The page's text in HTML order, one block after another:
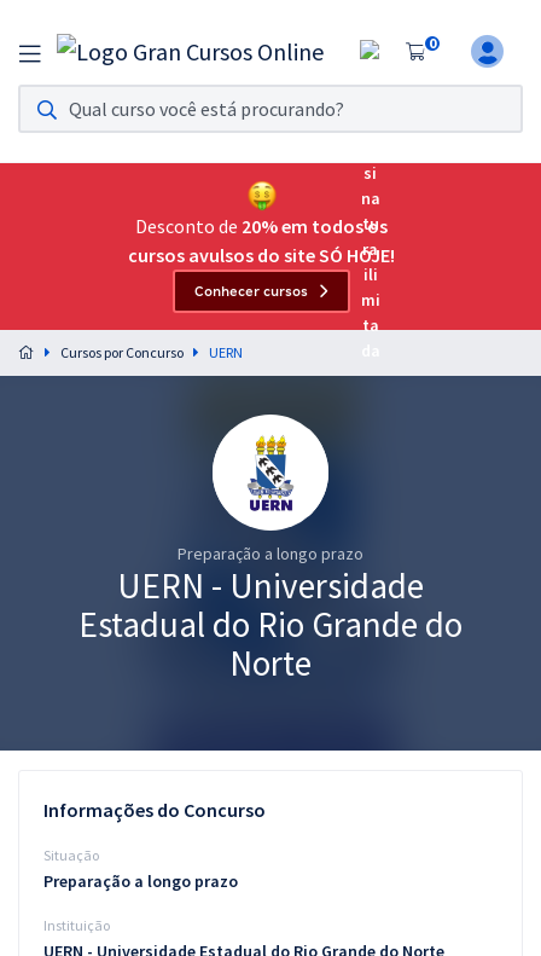
0
Assinatura Ilimitada 11
Acesso a todos os cursos. Teste grátis por 7 dias!
Assinatura OAB Até Passar
Acesso ilimitado a toda preparação para o Exame da
Preparação completa e intensiva para as principais
residências em saúde do Brasil
Graduação
Blog
Aprovados
Desconto de 20% em todos os
cursos avulsos do site SÓ HOJE!
Conhecer cursos
Cursos por Concurso UERN
Preparação a longo prazo
UERN - Universidade
Estadual do Rio Grande do
Norte
Informações do Concurso
Situação
Preparação a longo prazo
Instituição
UERN - Universidade Estadual do Rio Grande do Norte